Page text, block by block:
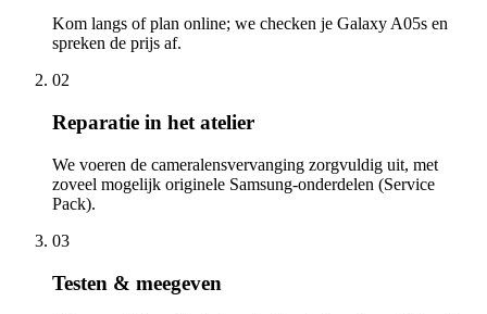
Kom langs of plan online; we checken je Galaxy A05s en
spreken de prijs af.
02
Reparatie in het atelier
We voeren de cameralensvervanging zorgvuldig uit, met
zoveel mogelijk originele Samsung-onderdelen (Service
Pack).
03
Testen & meegeven